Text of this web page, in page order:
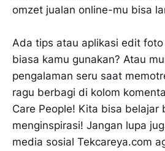
omzet jualan online-mu bisa
Ada tips atau aplikasi edit
biasa kamu gunakan? Atau
pengalaman seru saat
ragu berbagi di kolom
Care People! Kita bisa belajar
menginspirasi! Jangan lupa
media sosial Tekcareya.com